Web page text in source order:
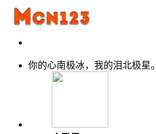
你的心南极冰，我的泪北极星。